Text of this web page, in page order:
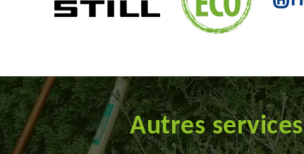
Autres services